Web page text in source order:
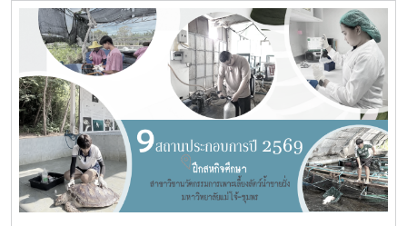
ศาลากลางจังหวัดชุมพร โดยมีนายจักรพงศ์ นิลไพรัช ธนารักษ์
พื้นที่ชุมพร เป็นประธานในการประชุมในการนี้ นายอุดม จิตตวงค์
โยธาธิการและผังเมืองจังหวัดชุมพร พร้อมด้วยคณะที่ปรึกษา
โครงการจัดรูปที่ดินเพื่อพัฒนาพื้นที่ส่วนจังหวัดชุมพร บริเวณ
ถนนผังเมืองรวม สาย ก3 และก4 ในเขตผังเมืองรวมชุมชน
ปากน้ำหลังสวน เข้าร่วมการประชุมฯ ดังกล่าว เพื่อพิจารณาขอ
ความเห็นชอบค่าชดเชยต้นไม้และพืชผล และค่าชดเชยอาคารและ
สิ่งปลูกสร้างจากกองทุนจัดรูปที่ดินเพื่อพัฒนาพื้นที่มติที่ประชุม
รับทราบรายละเอียดราคาและเห็นควรให้เสนอคณะกรรมการ
จังหวัดขอรับเงินอุดหนุนจากกกองทุนจัดรูปเพื่อพัฒนาพื้นที่